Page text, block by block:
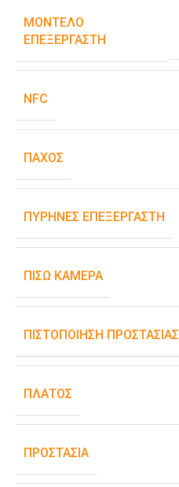
ΜΟΝΤΈΛΟ
ΕΠΕΞΕΡΓΑΣΤΉ
NFC
ΠΆΧΟΣ
ΠΥΡΉΝΕΣ ΕΠΕΞΕΡΓΑΣΤΉ
ΠΊΣΩ ΚΆΜΕΡΑ
ΠΙΣΤΟΠΟΊΗΣΗ ΠΡΟΣΤΑΣΊΑΣ
ΠΛΆΤΟΣ
ΠΡΟΣΤΑΣΊΑ